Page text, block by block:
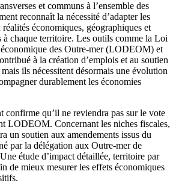
et communs à l’ensemble des
reconnaît la nécessité d’adapter les
économiques, géographiques et
à chaque territoire. Les outils comme la Loi
des Outre-mer (LODEOM) et
à la création d’emplois et au soutien
ils nécessitent désormais une évolution
durablement les économies
confirme qu’il ne reviendra pas sur le vote
LODEOM. Concernant les niches fiscales,
un soutien aux amendements issus du
par la délégation aux Outre-mer de
étude d’impact détaillée, territoire par
de mieux mesurer les effets économiques